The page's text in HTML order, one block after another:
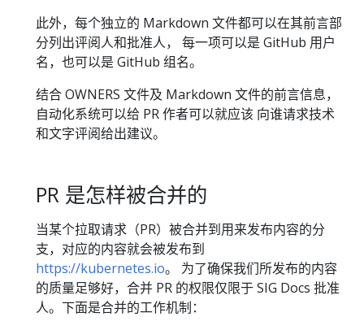
此外，每个独立的 Markdown 文件都可以在其前言部
分列出评阅人和批准人， 每一项可以是 GitHub 用户
名，也可以是 GitHub 组名。
结合 OWNERS 文件及 Markdown 文件的前言信息，
自动化系统可以给 PR 作者可以就应该 向谁请求技术
和文字评阅给出建议。
PR 是怎样被合并的
当某个拉取请求（PR）被合并到用来发布内容的分
支，对应的内容就会被发布到
https://kubernetes.io。 为了确保我们所发布的内容
的质量足够好，合并 PR 的权限仅限于 SIG Docs 批准
人。下面是合并的工作机制：